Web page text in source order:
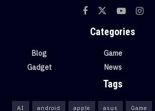
Categories
Blog
Gadget
Game
News
Tags
AI android apple asus Game